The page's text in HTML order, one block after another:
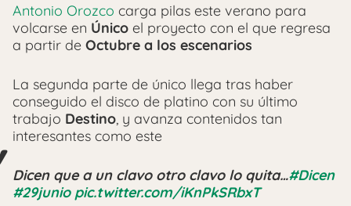
Antonio Orozco carga pilas este verano para
volcarse en Único el proyecto con el que regresa
a partir de Octubre a los escenarios
La segunda parte de único llega tras haber
conseguido el disco de platino con su último
trabajo Destino, y avanza contenidos tan
interesantes como este
Dicen que a un clavo otro clavo lo quita…#Dicen
#29junio pic.twitter.com/iKnPkSRbxT